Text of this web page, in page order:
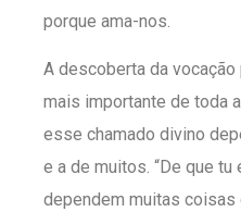
porque ama-nos.
A descoberta da
mais importante de toda
esse chamado divino
e a de muitos. “De que
dependem muitas coisas